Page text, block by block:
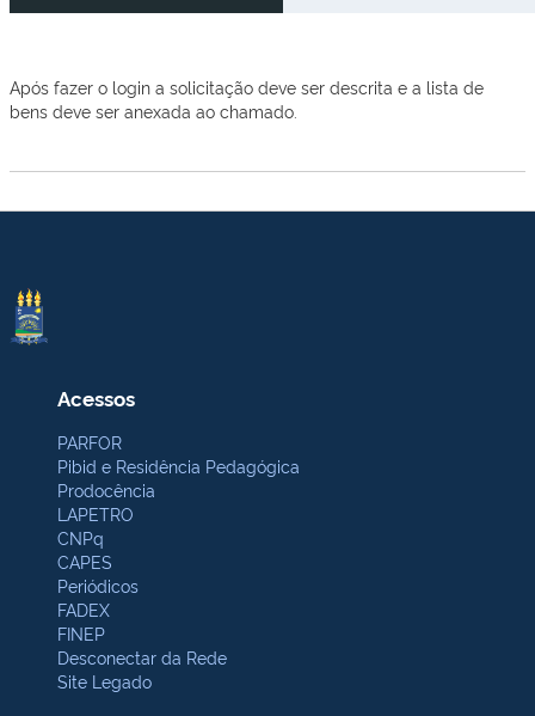
Após fazer o login a solicitação deve ser descrita e a lista de
bens deve ser anexada ao chamado.
Acessos
PARFOR
Pibid e Residência Pedagógica
Prodocência
LAPETRO
CNPq
CAPES
Periódicos
FADEX
FINEP
Desconectar da Rede
Site Legado